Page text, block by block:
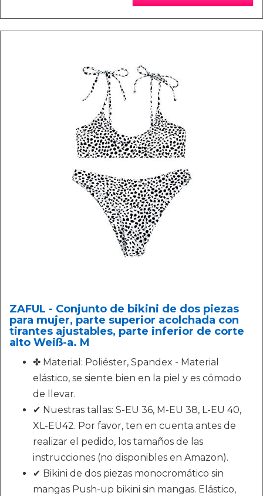
ZAFUL - Conjunto de bikini de dos piezas
para mujer, parte superior acolchada con
tirantes ajustables, parte inferior de corte
alto Weiß-a. M
✤ Material: Poliéster, Spandex - Material
elástico, se siente bien en la piel y es cómodo
de llevar.
✔ Nuestras tallas: S-EU 36, M-EU 38, L-EU 40,
XL-EU42. Por favor, ten en cuenta antes de
realizar el pedido, los tamaños de las
instrucciones (no disponibles en Amazon).
✔ Bikini de dos piezas monocromático sin
mangas Push-up bikini sin mangas. Elástico,